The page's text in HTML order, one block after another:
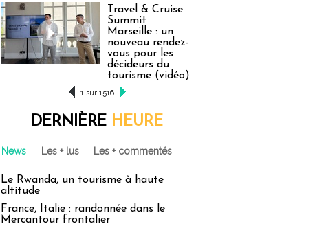
Travel & Cruise
Summit
Marseille : un
nouveau rendez-
vous pour les
décideurs du
tourisme (vidéo)
1 sur 1516
DERNIÈRE HEURE
News Les + lus Les + commentés
Le Rwanda, un tourisme à haute
altitude
France, Italie : randonnée dans le
Mercantour frontalier